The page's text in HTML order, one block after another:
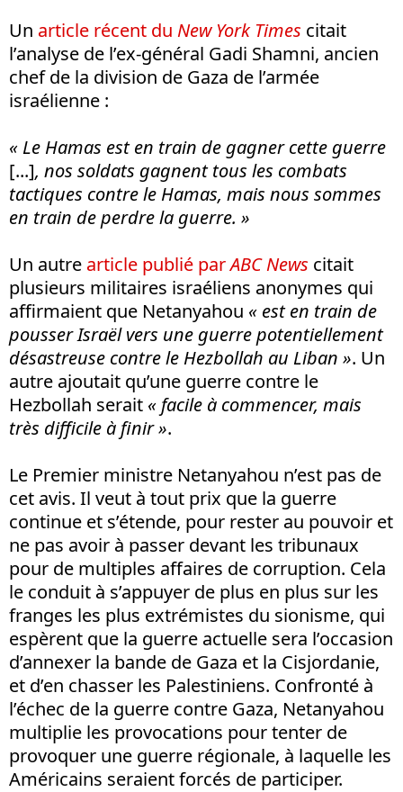
Un article récent du New York Times citait
l’analyse de l’ex-général Gadi Shamni, ancien
chef de la division de Gaza de l’armée
israélienne :
« Le Hamas est en train de gagner cette guerre
[...], nos soldats gagnent tous les combats
tactiques contre le Hamas, mais nous sommes
en train de perdre la guerre. »
Un autre article publié parABC News citait
plusieurs militaires israéliens anonymes qui
affirmaient que Netanyahou « est en train de
pousser Israël vers une guerre potentiellement
désastreuse contre le Hezbollah au Liban ». Un
autre ajoutait qu’une guerre contre le
Hezbollah serait « facile à commencer, mais
très difficile à finir ».
Le Premier ministre Netanyahou n’est pas de
cet avis. Il veut à tout prix que la guerre
continue et s’étende, pour rester au pouvoir et
ne pas avoir à passer devant les tribunaux
pour de multiples affaires de corruption. Cela
le conduit à s’appuyer de plus en plus sur les
franges les plus extrémistes du sionisme, qui
espèrent que la guerre actuelle sera l’occasion
d’annexer la bande de Gaza et la Cisjordanie,
et d’en chasser les Palestiniens. Confronté à
l’échec de la guerre contre Gaza, Netanyahou
multiplie les provocations pour tenter de
provoquer une guerre régionale, à laquelle les
Américains seraient forcés de participer.